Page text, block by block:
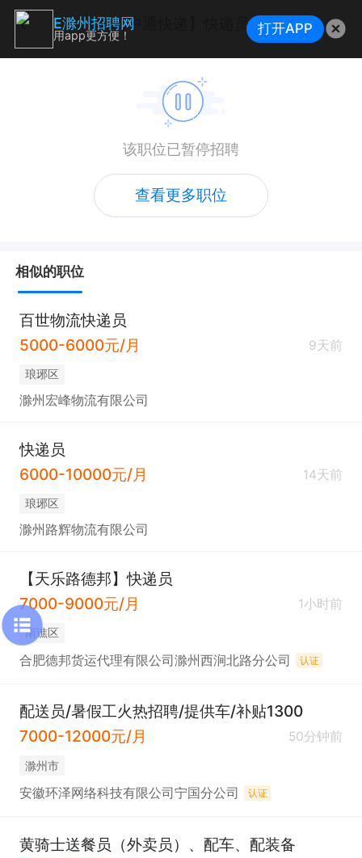
【中通快递】快递员
该职位已暂停招聘
查看更多职位
相似的职位
百世物流快递员
5000-6000元/月
9天前
琅琊区
滁州宏峰物流有限公司
快递员
6000-10000元/月
14天前
琅琊区
滁州路辉物流有限公司
【天乐路德邦】快递员
7000-9000元/月
1小时前
南谯区
合肥德邦货运代理有限公司滁州西涧北路分公司 认证
配送员/暑假工火热招聘/提供车/补贴1300
7000-12000元/月
50分钟前
滁州市
安徽环泽网络科技有限公司宁国分公司 认证
黄骑士送餐员（外卖员）、配车、配装备
E滁州招聘网
用app更方便！ 打开APP